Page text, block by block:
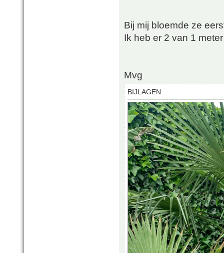
Bij mij bloemde ze
Ik heb er 2 van 1
Mvg
BIJLAGEN